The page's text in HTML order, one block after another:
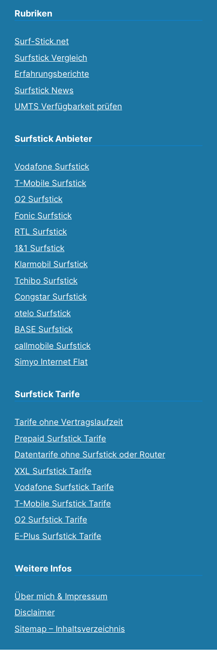
Rubriken
Surf-Stick.net
Surfstick Vergleich
Erfahrungsberichte
Surfstick News
UMTS Verfügbarkeit prüfen
Surfstick Anbieter
Vodafone Surfstick
T-Mobile Surfstick
O2 Surfstick
Fonic Surfstick
RTL Surfstick
1&1 Surfstick
Klarmobil Surfstick
Tchibo Surfstick
Congstar Surfstick
otelo Surfstick
BASE Surfstick
callmobile Surfstick
Simyo Internet Flat
Surfstick Tarife
Tarife ohne Vertragslaufzeit
Prepaid Surfstick Tarife
Datentarife ohne Surfstick oder Router
XXL Surfstick Tarife
Vodafone Surfstick Tarife
T-Mobile Surfstick Tarife
O2 Surfstick Tarife
E-Plus Surfstick Tarife
Weitere Infos
Über mich & Impressum
Disclaimer
Sitemap – Inhaltsverzeichnis